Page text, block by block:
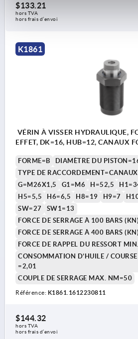
$133.21
hors TVA
hors frais d’envoi
K1861
VÉRIN À VISSER HYDRAULIQUE,
EFFET, DK=16, HUB=12, CANAUX
FORME=B DIAMÈTRE DU
TYPE DE RACCORDEMENT=CANAUX
G=M26X1,5
G1=M6 H=52,5
H5=5,5
H6=6,5 H8=19 H9=7
SW=27
SW1=13
FORCE DE SERRAGE À 100 BARS
FORCE DE SERRAGE À 400 BARS
FORCE DE RAPPEL DU RESSORT
CONSOMMATION D’HUILE /
=2,01
COUPLE DE SERRAGE MAX. NM=50
Référence: K1861.1612230811
$144.32
hors TVA
hors frais d’envoi